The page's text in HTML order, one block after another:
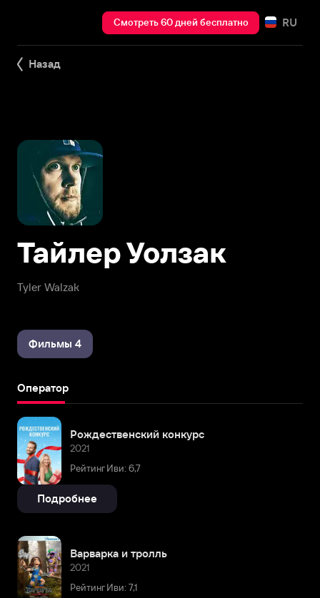
Смотреть 60 дней бесплатно RU
Назад
Tyler Walzak
Тайлер Уолзак
Фильмы 4
Оператор
Рождественский конкурс
2021
Рейтинг Иви: 6,7
Подробнее
Варварка и тролль
2021
Рейтинг Иви: 7,1